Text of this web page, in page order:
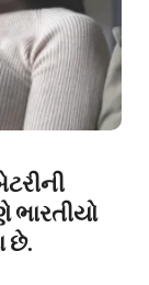
છે.